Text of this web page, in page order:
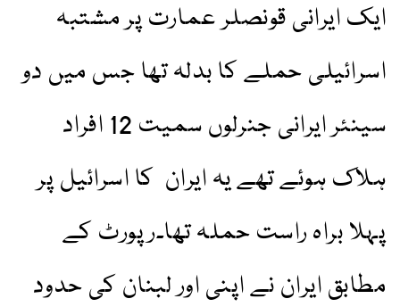
ایک ایرانی قونصلر عمارت پر مشتبہ
اسرائیلی حملے کا بدلہ تھا جس میں دو
سینئر ایرانی جنرلوں سمیت 12 افراد
ہلاک ہوئے تھے یہ ایران کا اسرائیل پر
پہلا براہ راست حملہ تھا۔رپورٹ کے
مطابق ایران نے اپنی اور لبنان کی حدود